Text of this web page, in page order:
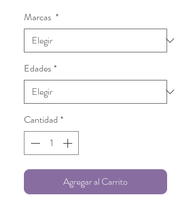
Marcas *
Edades*
Cantidad *
Agregar al Carrito